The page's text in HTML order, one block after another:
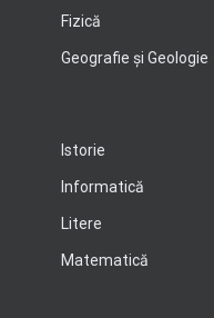
Fizică
Geografie şi Geologie
Istorie
Informatică
Litere
Matematică